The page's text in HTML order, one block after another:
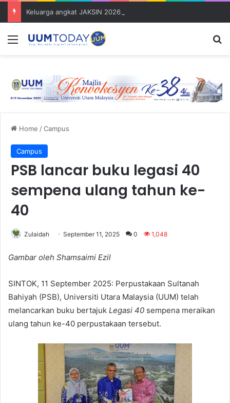
Menu
Home /Campus
Campus
PSB lancar buku legasi 40
sempena ulang tahun ke-
40
Zulaidah September 11, 2025 0 1,048
Gambar oleh Shamsaimi Ezil
SINTOK, 11 September 2025: Perpustakaan Sultanah
Bahiyah (PSB), Universiti Utara Malaysia (UUM) telah
melancarkan buku bertajuk Legasi 40 sempena meraikan
ulang tahun ke-40 perpustakaan tersebut.